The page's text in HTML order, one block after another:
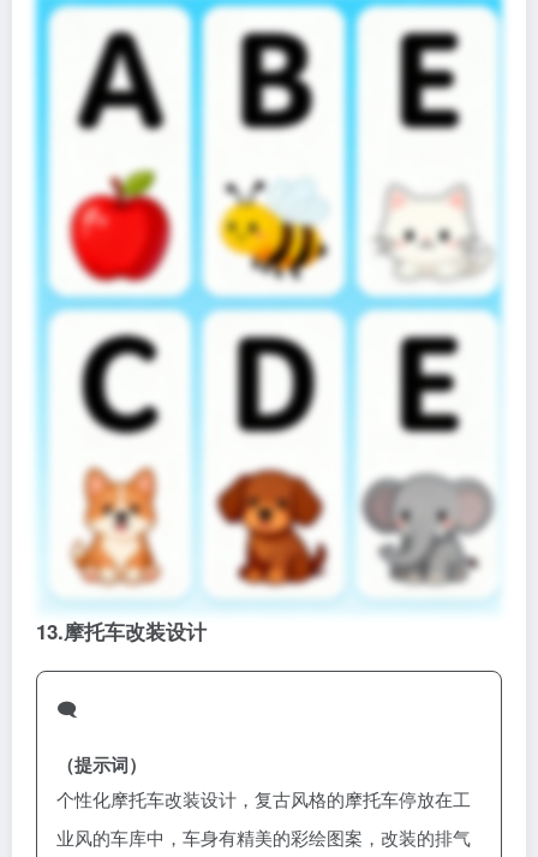
13.摩托车改装设计
🗨️
（提示词）
个性化摩托车改装设计，复古风格的摩托车停放在工
业风的车库中，车身有精美的彩绘图案，改装的排气